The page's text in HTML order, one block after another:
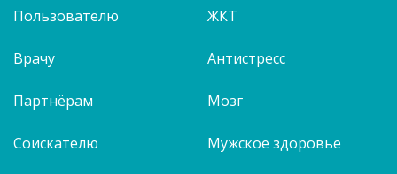
Пользователю
Врачу
Партнёрам
Соискателю
ЖКТ
Антистресс
Мозг
Мужское здоровье